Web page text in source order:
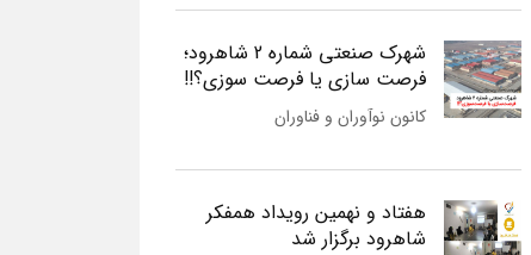
شهرک صنعتی شماره 2 شاهرود؛
فرصت سازی یا فرصت سوزی؟!!
کانون نوآوران و فناوران
هفتاد و نهمین رویداد همفکر
شاهرود برگزار شد